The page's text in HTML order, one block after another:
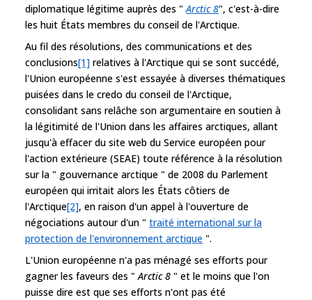
diplomatique légitime auprès des " Arctic 8", c'est-à-dire
les huit États membres du conseil de l'Arctique.
Au fil des résolutions, des communications et des
conclusions[1] relatives à l'Arctique qui se sont succédé,
l'Union européenne s'est essayée à diverses thématiques
puisées dans le credo du conseil de l'Arctique,
consolidant sans relâche son argumentaire en soutien à
la légitimité de l'Union dans les affaires arctiques, allant
jusqu'à effacer du site web du Service européen pour
l'action extérieure (SEAE) toute référence à la résolution
sur la " gouvernance arctique " de 2008 du Parlement
européen qui irritait alors les États côtiers de
l'Arctique[2], en raison d'un appel à l'ouverture de
négociations autour d'un " traité international sur la
protection de l'environnement arctique ".
L'Union européenne n'a pas ménagé ses efforts pour
gagner les faveurs des " Arctic 8 " et le moins que l'on
puisse dire est que ses efforts n'ont pas été